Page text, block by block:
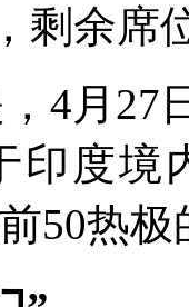
剩余席
4月27
印度境
50热